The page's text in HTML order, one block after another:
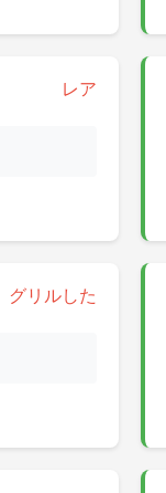
レア
グリルした